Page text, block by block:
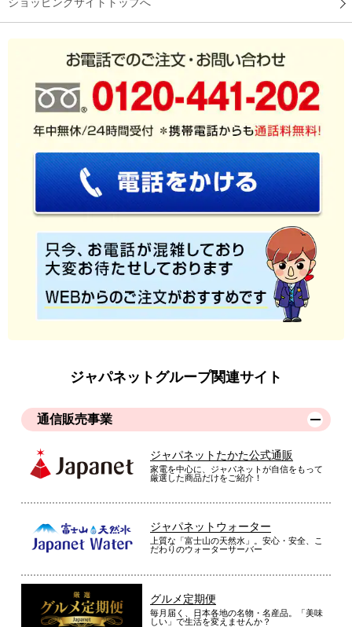
ショッピングサイトトップへ
ジャパネットグループ関連サイト
通信販売事業
ジャパネットたかた公式通販
家電を中心に、ジャパネットが自信をもって
厳選した商品だけをご紹介！
ジャパネットウォーター
上質な「富士山の天然水」。安心・安全、こ
だわりのウォーターサーバー
グルメ定期便
毎月届く、日本各地の名物・名産品。「美味
しい」で生活を変えませんか？